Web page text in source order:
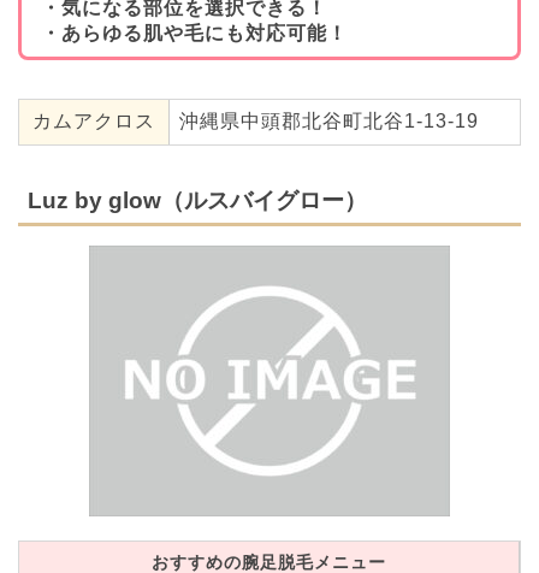
・気になる部位を選択できる！
・あらゆる肌や毛にも対応可能！
カムアクロス 沖縄県中頭郡北谷町北谷1-13-19
Luz by glow（ルスバイグロー）
おすすめの腕足脱毛メニュー